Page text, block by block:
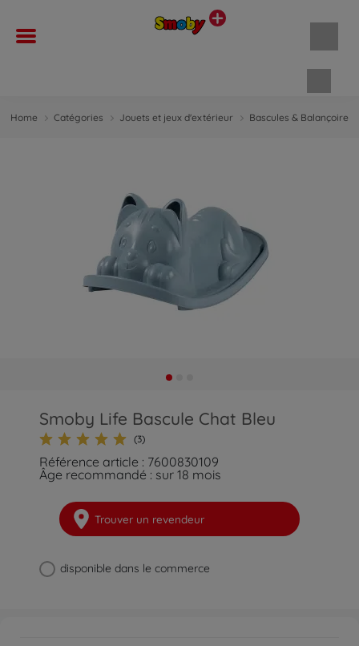
Home Catégories Jouets et jeux d'extérieur Bascules & Balançoires
Smoby Life Bascule Chat Bleu
(3)
Référence article : 7600830109
Âge recommandé : sur 18 mois
Trouver un revendeur
disponible dans le commerce